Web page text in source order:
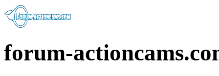
forum-